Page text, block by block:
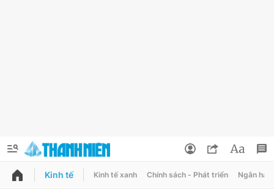
QUẢNG CÁO
Kinh tế Kinh tế xanh Chính sách - Phát triển Ngân